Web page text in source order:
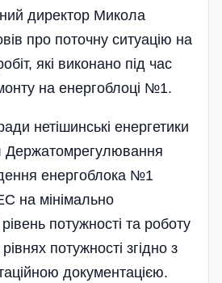
директор Микола
про поточну ситуацію на
які виконано під час
на енергоблоці №1.
нетішинські енергетики
Держатомрегулювання
енергоблока №1
на мінімально
потужності та роботу
потужності згідно з
документацією.